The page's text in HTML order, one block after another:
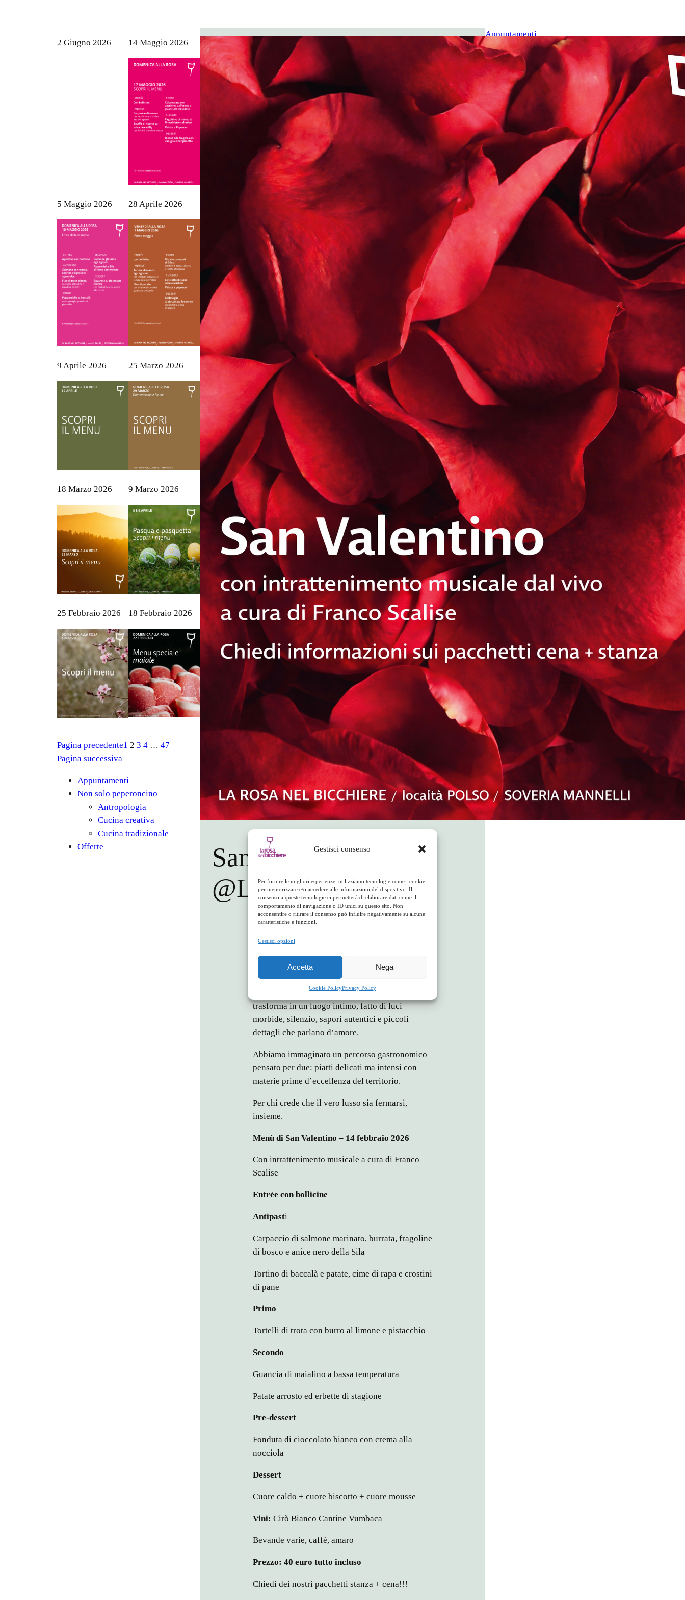
Gestisci consenso
Per fornire le migliori esperienze, utilizziamo tecnologie come i cookie
per memorizzare e/o accedere alle informazioni del dispositivo. Il
consenso a queste tecnologie ci permetterà di elaborare dati come il
comportamento di navigazione o ID unici su questo sito. Non
acconsentire o ritirare il consenso può influire negativamente su alcune
caratteristiche e funzioni.
Gestisci opzioni
Accetta Nega
Cookie PolicyPrivacy Policy
2 Giugno 2026 14 Maggio 2026
5 Maggio 2026 28 Aprile 2026
9 Aprile 2026 25 Marzo 2026
18 Marzo 2026 9 Marzo 2026
25 Febbraio 2026 18 Febbraio 2026
Pagina precedente1 2 3 4 … 47
Pagina successiva
Appuntamenti
Non solo peperoncino
Antropologia
Cucina creativa
Cucina tradizionale
Offerte
San Valentino 2026
@La Rosa
Ci sono sere che meritano di essere ricordate con
La notte di San Valentino, il nostro agriturismo si
trasforma in un luogo intimo, fatto di luci
morbide, silenzio, sapori autentici e piccoli
dettagli che parlano d’amore.
Abbiamo immaginato un percorso gastronomico
pensato per due: piatti delicati ma intensi con
materie prime d’eccellenza del territorio.
Per chi crede che il vero lusso sia fermarsi,
insieme.
Menù di San Valentino – 14 febbraio 2026
Con intrattenimento musicale a cura di Franco
Scalise
Entrée con bollicine
Antipasti
Carpaccio di salmone marinato, burrata, fragoline
di bosco e anice nero della Sila
Tortino di baccalà e patate, cime di rapa e crostini
di pane
Primo
Tortelli di trota con burro al limone e pistacchio
Secondo
Guancia di maialino a bassa temperatura
Patate arrosto ed erbette di stagione
Pre-dessert
Fonduta di cioccolato bianco con crema alla
nocciola
Dessert
Cuore caldo + cuore biscotto + cuore mousse
Vini: Cirò Bianco Cantine Vumbaca
Bevande varie, caffè, amaro
Prezzo: 40 euro tutto incluso
Chiedi dei nostri pacchetti stanza + cena!!!
Appuntamenti